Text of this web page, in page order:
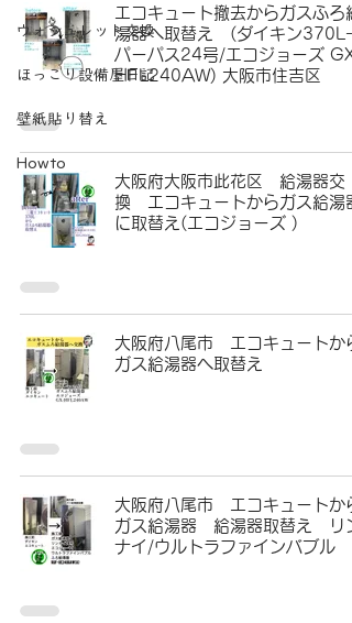
ウォシュレット交換
ほっこり設備屋日記
壁紙貼り替え
Howto
エコキュート撤去からガスふろ
湯器へ取替え (ダイキン
パーパス24号/エコジョーズ
HFL240AW) 大阪市住吉区
大阪府大阪市此花区 給湯器交
換 エコキュートからガス給湯
に取替え(エコジョーズ )
大阪府八尾市 エコキュートか
ガス給湯器へ取替え
大阪府八尾市 エコキュートか
ガス給湯器 給湯器取替え リ
ナイ/ウルトラファインバブル